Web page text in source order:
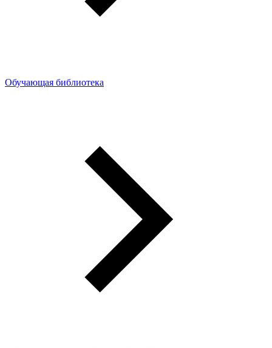
Обучающая библиотека